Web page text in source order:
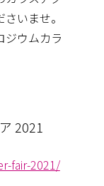
いませ。
ジウムカラ
2021
fair-2021/